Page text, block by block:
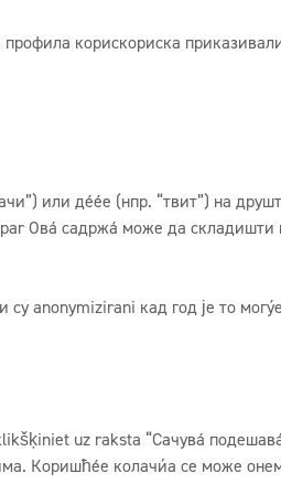
корискориска
или дељење (нпр. “твит”) на
садржај може да складишти и
anonymizirani кад год је то
uz raksta “Сачувај
Коришћење колачића се може